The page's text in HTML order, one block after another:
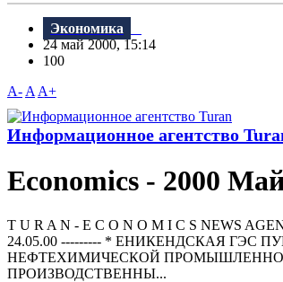
Экономика
24 май 2000, 15:14
100
A- A A+
Информационное агентство
Economics - 2000
T U R A N - E C O N O M I C S NEWS
24.05.00 --------- * ЕНИКЕНДСКАЯ
НЕФТЕХИМИЧЕСКОЙ
ПРОИЗВОДСТВЕННЫ...